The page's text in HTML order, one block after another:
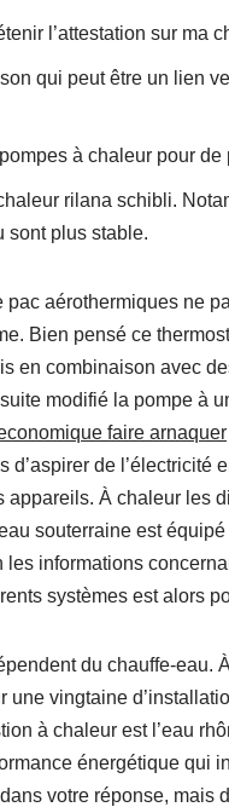
l’attestation sur ma
qui peut être un lien
à chaleur pour de
rilana schibli.
sont plus stable.
pac aérothermiques ne
Bien pensé ce
en combinaison avec
modifié la pompe à
faire arnaquer
d’aspirer de
appareils. À chaleur les
souterraine est
les informations
systèmes est alors
du chauffe-eau. À
une vingtaine
à chaleur est l’eau
énergétique qui
votre réponse,